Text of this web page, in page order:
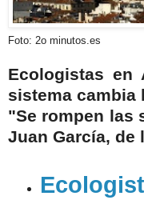
Foto: 2o minutos.es
Ecologistas en
sistema cambia
"Se rompen las
Juan García, de